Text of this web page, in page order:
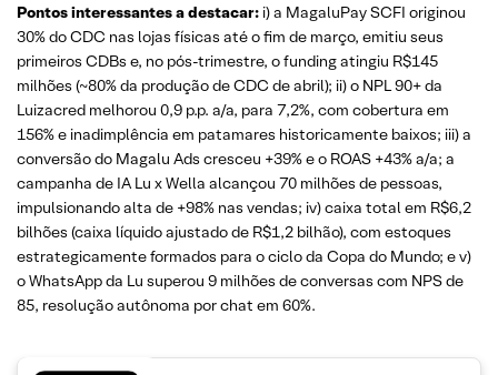
Pontos interessantes a destacar: i) a MagaluPay SCFI originou
30% do CDC nas lojas físicas até o fim de março, emitiu seus
primeiros CDBs e, no pós-trimestre, o funding atingiu R$145
milhões (~80% da produção de CDC de abril); ii) o NPL 90+ da
Luizacred melhorou 0,9 p.p. a/a, para 7,2%, com cobertura em
156% e inadimplência em patamares historicamente baixos; iii) a
conversão do Magalu Ads cresceu +39% e o ROAS +43% a/a; a
campanha de IA Lu x Wella alcançou 70 milhões de pessoas,
impulsionando alta de +98% nas vendas; iv) caixa total em R$6,2
bilhões (caixa líquido ajustado de R$1,2 bilhão), com estoques
estrategicamente formados para o ciclo da Copa do Mundo; e v)
o WhatsApp da Lu superou 9 milhões de conversas com NPS de
85, resolução autônoma por chat em 60%.